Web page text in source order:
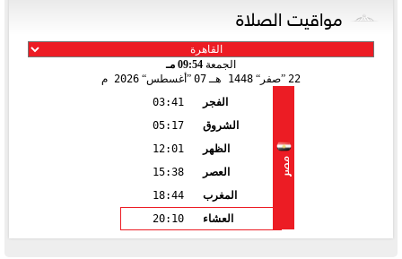
مواقيت الصلاة
الجمعة 09:54 مـ
22 صفر 1448 هـ 07 أغسطس 2026 م
مصر
الفجر
03:41
الشروق
05:17
الظهر
12:01
العصر
15:38
المغرب
18:44
العشاء
20:10